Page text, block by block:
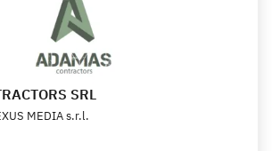
SRL
MEDIA s.r.l.